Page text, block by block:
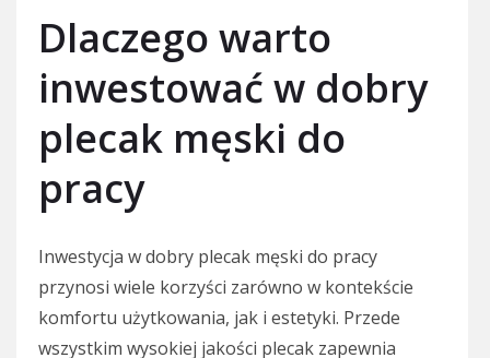
Dlaczego warto
inwestować w dobry
plecak męski do
pracy
Inwestycja w dobry plecak męski do pracy
przynosi wiele korzyści zarówno w kontekście
komfortu użytkowania, jak i estetyki. Przede
wszystkim wysokiej jakości plecak zapewnia